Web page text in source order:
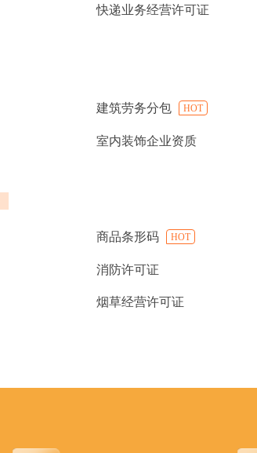
快递业务经营许可证
建筑劳务分包 HOT
室内装饰企业资质
商品条形码 HOT
消防许可证
烟草经营许可证